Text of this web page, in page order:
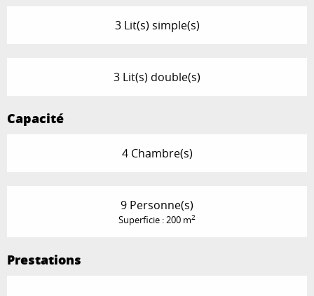
3 Lit(s) simple(s)
3 Lit(s) double(s)
Capacité
4 Chambre(s)
9 Personne(s)
Superficie : 200 m2
Prestations